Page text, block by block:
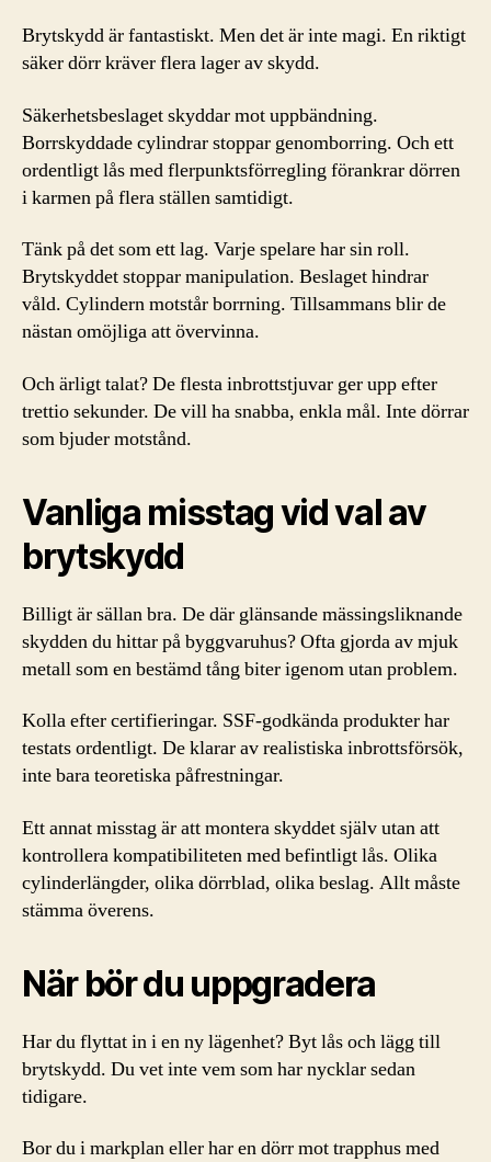
Brytskydd är fantastiskt. Men det är inte magi. En riktigt
säker dörr kräver flera lager av skydd.
Säkerhetsbeslaget skyddar mot uppbändning.
Borrskyddade cylindrar stoppar genomborring. Och ett
ordentligt lås med flerpunktsförregling förankrar dörren
i karmen på flera ställen samtidigt.
Tänk på det som ett lag. Varje spelare har sin roll.
Brytskyddet stoppar manipulation. Beslaget hindrar
våld. Cylindern motstår borrning. Tillsammans blir de
nästan omöjliga att övervinna.
Och ärligt talat? De flesta inbrottstjuvar ger upp efter
trettio sekunder. De vill ha snabba, enkla mål. Inte dörrar
som bjuder motstånd.
Vanliga misstag vid val av
brytskydd
Billigt är sällan bra. De där glänsande mässingsliknande
skydden du hittar på byggvaruhus? Ofta gjorda av mjuk
metall som en bestämd tång biter igenom utan problem.
Kolla efter certifieringar. SSF-godkända produkter har
testats ordentligt. De klarar av realistiska inbrottsförsök,
inte bara teoretiska påfrestningar.
Ett annat misstag är att montera skyddet själv utan att
kontrollera kompatibiliteten med befintligt lås. Olika
cylinderlängder, olika dörrblad, olika beslag. Allt måste
stämma överens.
När bör du uppgradera
Har du flyttat in i en ny lägenhet? Byt lås och lägg till
brytskydd. Du vet inte vem som har nycklar sedan
tidigare.
Bor du i markplan eller har en dörr mot trapphus med